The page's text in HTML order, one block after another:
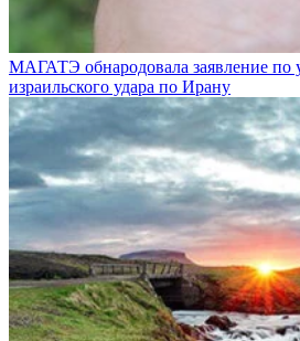
МАГАТЭ обнародовала заявление по
израильского удара по Ирану